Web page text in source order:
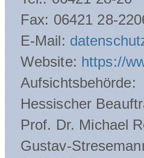
Fax: 06421 28-
E-Mail:
Website: https://
Aufsichtsbehörde:
Hessischer
Prof. Dr. Michael
Gustav-